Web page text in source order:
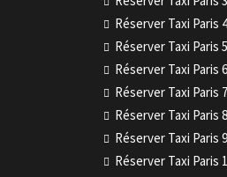
Réserver Taxi Paris
Réserver Taxi Paris
Réserver Taxi Paris
Réserver Taxi Paris
Réserver Taxi Paris
Réserver Taxi Paris
Réserver Taxi Paris